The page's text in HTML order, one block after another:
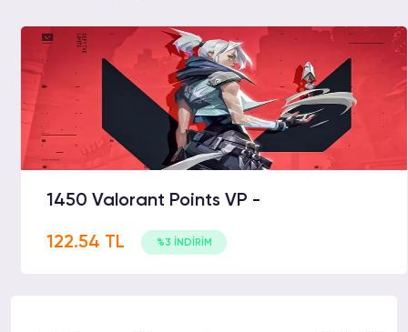
1450 Valorant Points VP -
122.54 TL %3 İNDİRİM